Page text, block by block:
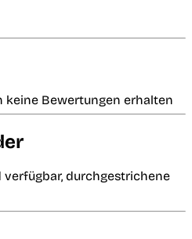
Bewertungen erhalten
verfügbar, durchgestrichene